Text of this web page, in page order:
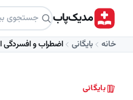
مدیک‌پاب
خانه بایگانی اضطراب و افسردگی
بایگانی